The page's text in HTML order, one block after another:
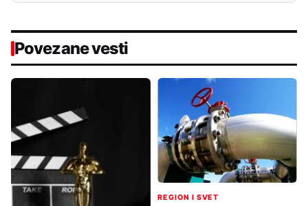
Povezane vesti
REGION I SVET